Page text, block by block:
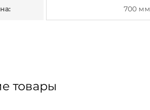
700 мм
товары